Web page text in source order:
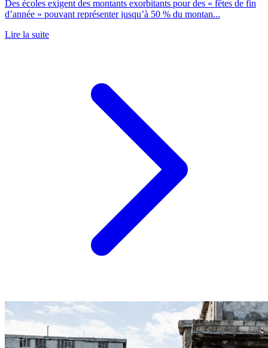
Des écoles exigent des montants exorbitants pour des « fêtes de fin
d’année » pouvant représenter jusqu’à 50 % du montan...
Lire la suite